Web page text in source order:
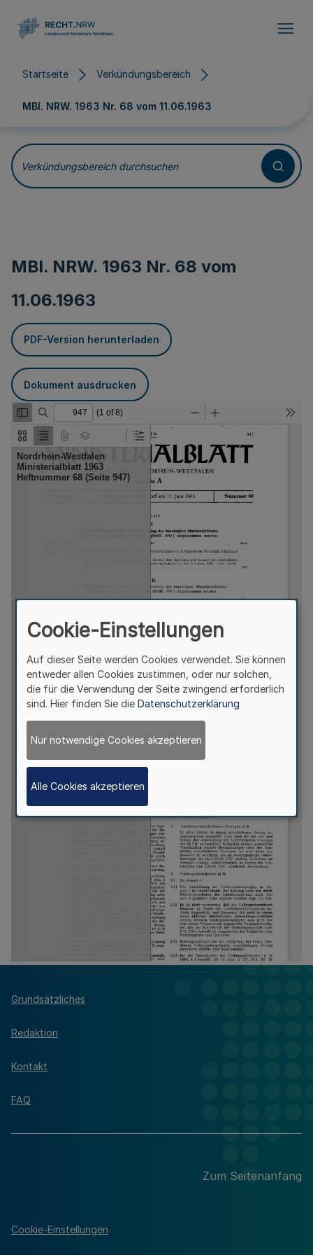
Startseite Verkündungsbereich
MBl. NRW. 1963 Nr. 68 vom 11.06.1963
Verkündungsbereich durchsuchen
MBl. NRW. 1963 Nr. 68 vom
11.06.1963
PDF-Version herunterladen
Dokument ausdrucken
Grundsätzliches
Redaktion
Kontakt
FAQ
Zum Seitenanfang
Cookie-Einstellungen
Cookie-Einstellungen
Auf dieser Seite werden Cookies verwendet. Sie können
entweder allen Cookies zustimmen, oder nur solchen,
die für die Verwendung der Seite zwingend erforderlich
sind. Hier finden Sie die Datenschutzerklärung
Nur notwendige Cookies akzeptieren
Alle Cookies akzeptieren